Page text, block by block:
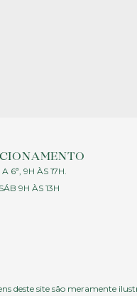
A 6ª, 9H ÀS 17H.
SÁB 9H ÀS 13H
deste site são meramente